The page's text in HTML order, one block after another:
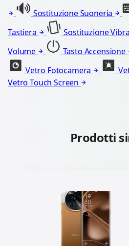
Sostituzione Suoneria
Tastiera
Sostituzione
Volume
Tasto Accensione
Vetro Fotocamera
Vetro Touch Screen
Prodotti